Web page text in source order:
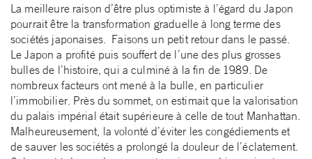
La meilleure raison d’être plus optimiste à l’égard du Japon
pourrait être la transformation graduelle à long terme des
sociétés japonaises. Faisons un petit retour dans le passé.
Le Japon a profité puis souffert de l’une des plus grosses
bulles de l’histoire, qui a culminé à la fin de 1989. De
nombreux facteurs ont mené à la bulle, en particulier
l’immobilier. Près du sommet, on estimait que la valorisation
du palais impérial était supérieure à celle de tout Manhattan.
Malheureusement, la volonté d’éviter les congédiements et
de sauver les sociétés a prolongé la douleur de l’éclatement.